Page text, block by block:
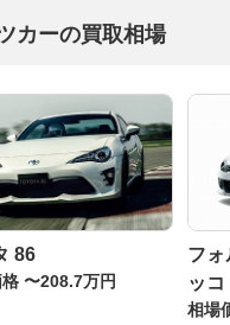
カーの買取相場
86
〜208.7万円
フォ
ッコ
相場